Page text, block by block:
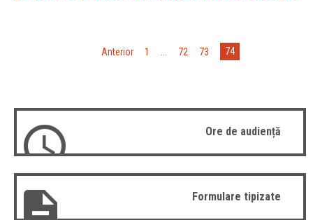
Anterior 1 72 73 74
Ore de audiență
Formulare tipizate